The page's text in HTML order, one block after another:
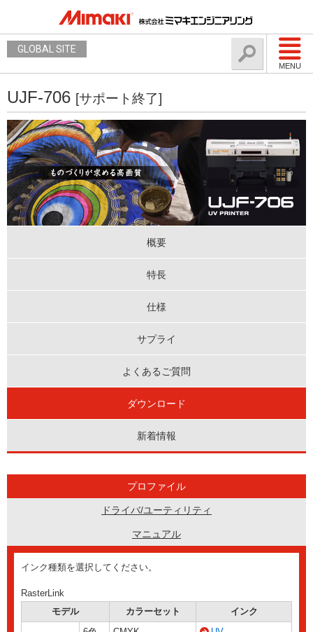
MENU
GLOBAL SITE
UJF-706 [サポート終了]
概要
特長
仕様
サプライ
よくあるご質問
ダウンロード
新着情報
プロファイル
ドライバ/ユーティリティ
マニュアル
インク種類を選択してください。
RasterLink
モデル
カラーセット インク